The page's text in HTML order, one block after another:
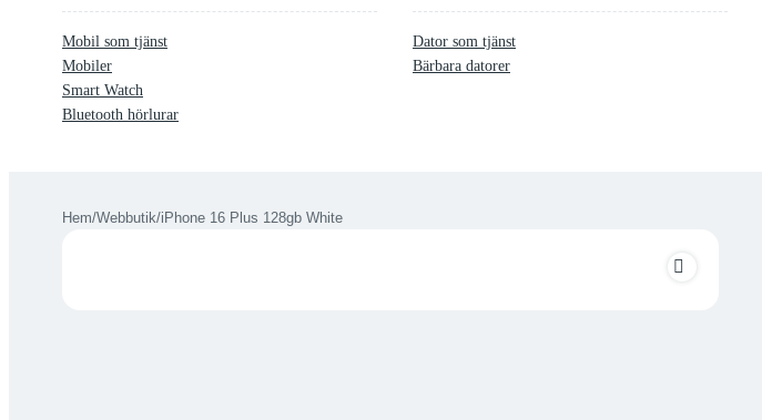
Mobil som tjänst
Mobiler
Smart Watch
Bluetooth hörlurar
Dator som tjänst
Bärbara datorer
Hem/Webbutik/iPhone 16 Plus 128gb White